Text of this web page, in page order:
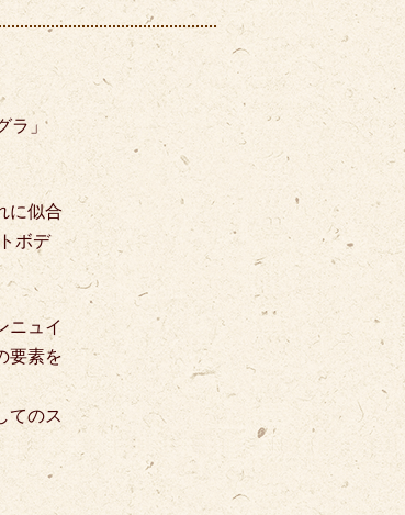
ラ」
に似合
ボデ
ニュイ
要素を
てのス